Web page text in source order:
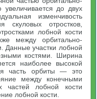
увеличивается до двух
изменчивость
скуловых отростков,
лобной кости
между орбитально-
Данные участки лобной
костями. Ширина
наиболее высокой
часть орбиты — это
между конечными
частей лобной кости
лобной кости.